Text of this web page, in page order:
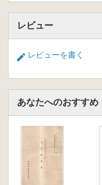
レビュー
レビューを書く
あなたへのおすすめ